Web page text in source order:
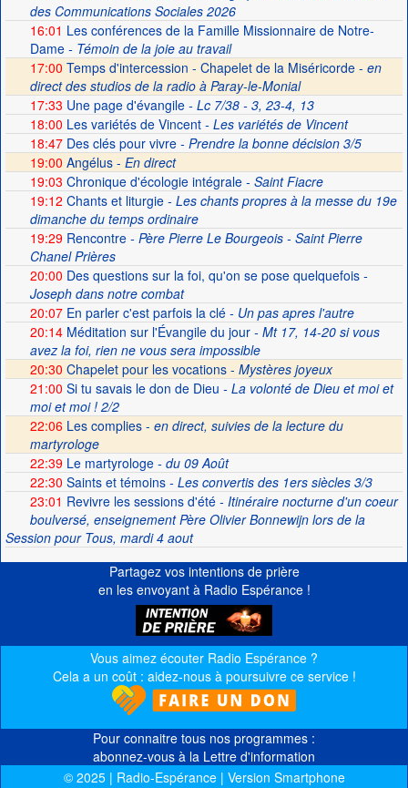
des Communications Sociales 2026
16:01 Les conférences de la Famille Missionnaire de Notre-
Dame- Témoin de la joie au travail
17:00 Temps d'intercession - Chapelet de la Miséricorde - en
direct des studios de la radio à Paray-le-Monial
17:33 Une page d'évangile- Lc 7/38 - 3, 23-4, 13
18:00 Les variétés de Vincent- Les variétés de Vincent
18:47Des clés pour vivre- Prendre la bonne décision 3/5
19:00 Angélus - En direct
19:03 Chronique d'écologie intégrale- Saint Fiacre
19:12 Chants et liturgie- Les chants propres à la messe du 19e
dimanche du temps ordinaire
19:29Rencontre- Père Pierre Le Bourgeois - Saint Pierre
Chanel Prières
20:00 Des questions sur la foi, qu'on se pose quelquefois-
Joseph dans notre combat
20:07En parler c'est parfois la clé- Un pas apres l'autre
20:14Méditation sur l'Évangile du jour- Mt 17, 14-20 si vous
avez la foi, rien ne vous sera impossible
20:30 Chapelet pour les vocations - Mystères joyeux
21:00 Si tu savais le don de Dieu - La volonté de Dieu et moi et
moi et moi ! 2/2
22:06 Les complies - en direct, suivies de la lecture du
martyrologe
22:39Le martyrologe- du 09 Août
22:30 Saints et témoins- Les convertis des 1ers siècles 3/3
23:01 Revivre les sessions d'été- Itinéraire nocturne d'un coeur
boulversé, enseignement Père Olivier Bonnewijn lors de la
Session pour Tous, mardi 4 aout
Partagez vos intentions de prière
en les envoyant à Radio Espérance !
Vous aimez écouter Radio Espérance ?
Cela a un coût : aidez-nous à poursuivre ce service !
Pour connaitre tous nos programmes :
abonnez-vous à la Lettre d'information
© 2025 | Radio-Espérance | Version Smartphone